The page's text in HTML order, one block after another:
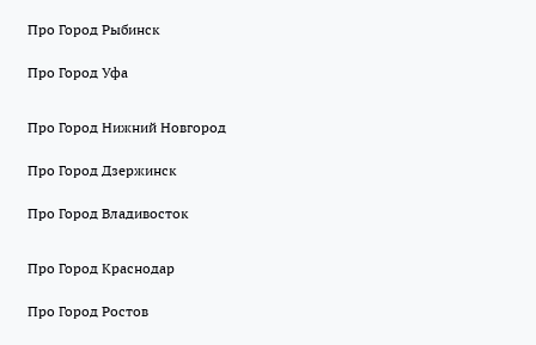
Про Город Рыбинск
Про Город Уфа
Про Город Нижний Новгород
Про Город Дзержинск
Про Город Владивосток
Про Город Краснодар
Про Город Ростов